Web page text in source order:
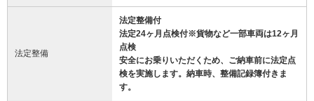
法定整備
法定整備付
法定24ヶ月点検付※貨物など一部車両は12ヶ月
点検
安全にお乗りいただくため、ご納車前に法定点
検を実施します。納車時、整備記録簿付きま
す。